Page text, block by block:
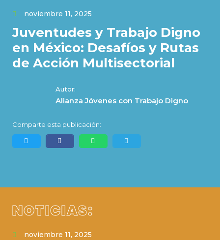
noviembre 11, 2025
Juventudes y Trabajo Digno
en México: Desafíos y Rutas
de Acción Multisectorial
Autor:
Alianza Jóvenes con Trabajo Digno
Comparte esta publicación:
NOTICIAS:
noviembre 11, 2025